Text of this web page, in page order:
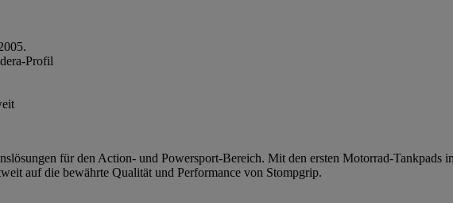
Profil
für den Action- und Powersport-Bereich. Mit den ersten Motorrad-Tankpads
auf die bewährte Qualität und Performance von Stompgrip.